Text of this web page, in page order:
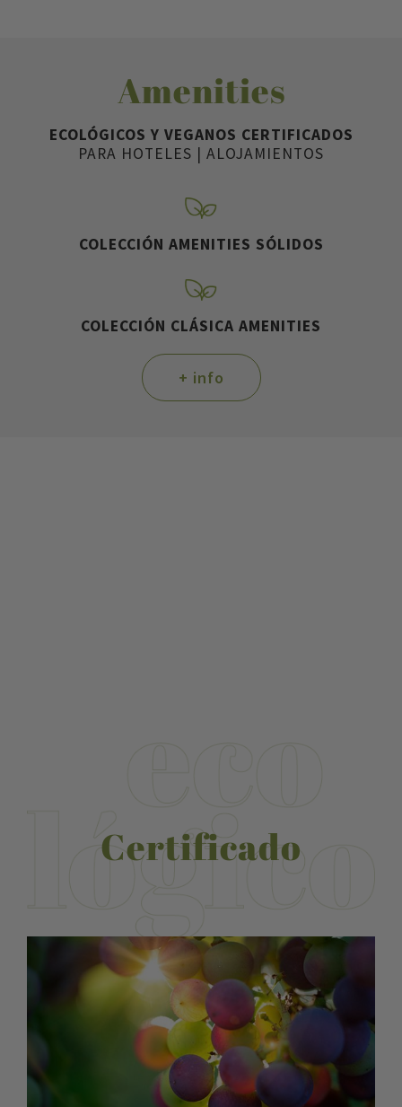
Amenities
ECOLÓGICOS Y VEGANOS CERTIFICADOS
PARA HOTELES | ALOJAMIENTOS
COLECCIÓN AMENITIES SÓLIDOS
COLECCIÓN CLÁSICA AMENITIES
+ info
Certificado